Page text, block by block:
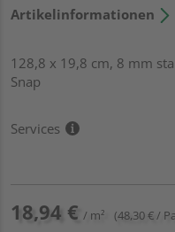
Artikelinformationen
128,8 x 19,8 cm, 8 mm
Snap
Services
18,94 € / m² (48,30 € /